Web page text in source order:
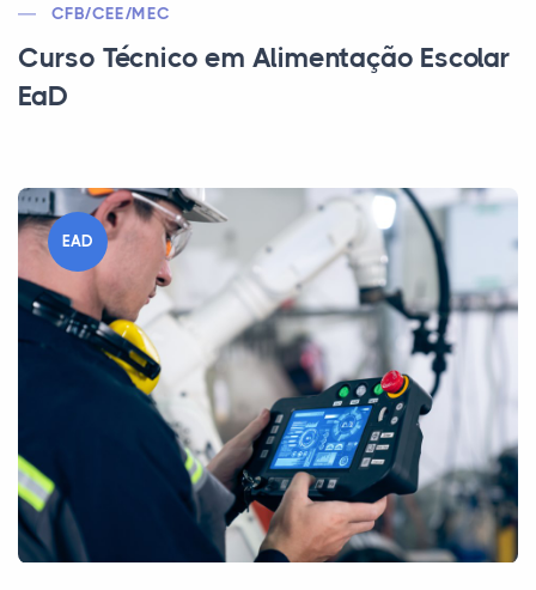
CFB/CEE/MEC
Curso Técnico em Alimentação Escolar
EaD
EAD